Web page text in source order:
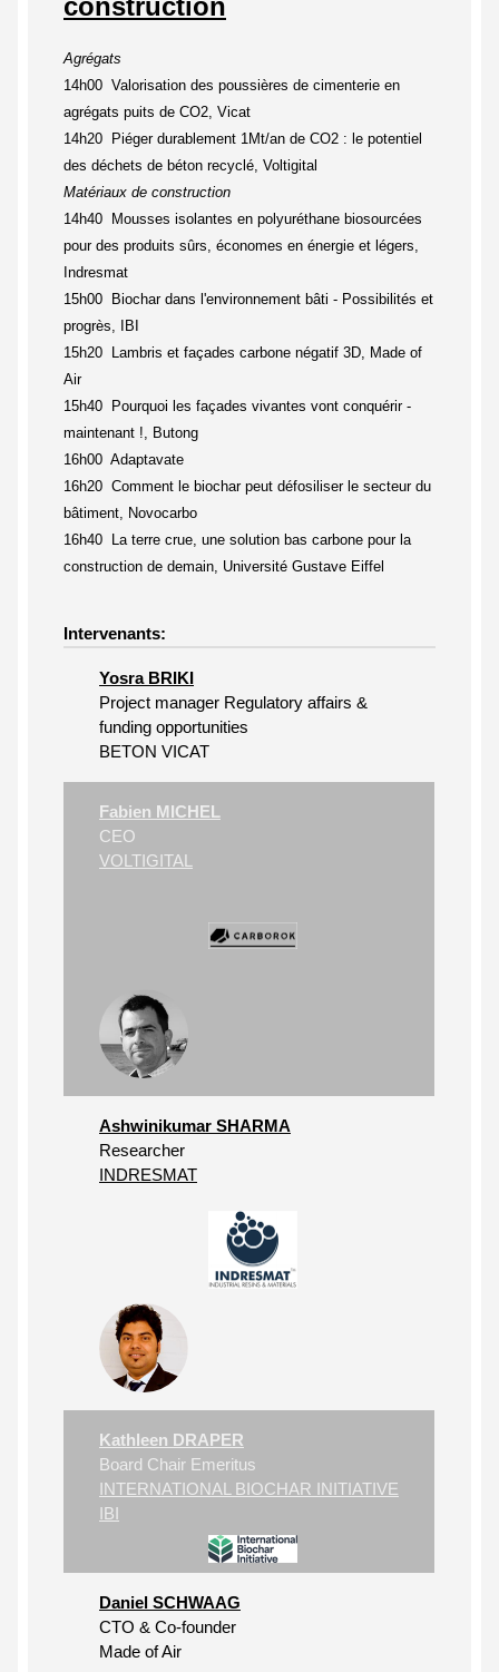
construction
Agrégats
14h00 Valorisation des poussières de cimenterie en
agrégats puits de CO2, Vicat
14h20 Piéger durablement 1Mt/an de CO2 : le potentiel
des déchets de béton recyclé, Voltigital
Matériaux de construction
14h40 Mousses isolantes en polyuréthane biosourcées
pour des produits sûrs, économes en énergie et légers,
Indresmat
15h00 Biochar dans l'environnement bâti - Possibilités et
progrès, IBI
15h20 Lambris et façades carbone négatif 3D, Made of
Air
15h40 Pourquoi les façades vivantes vont conquérir -
maintenant !, Butong
16h00 Adaptavate
16h20 Comment le biochar peut défosiliser le secteur du
bâtiment, Novocarbo
16h40 La terre crue, une solution bas carbone pour la
construction de demain, Université Gustave Eiffel
Intervenants:
Yosra BRIKI
Project manager Regulatory affairs &
funding opportunities
BETON VICAT
Fabien MICHEL
CEO
VOLTIGITAL
Ashwinikumar SHARMA
Researcher
INDRESMAT
Kathleen DRAPER
Board Chair Emeritus
INTERNATIONAL BIOCHAR INITIATIVE
IBI
Daniel SCHWAAG
CTO & Co-founder
Made of Air